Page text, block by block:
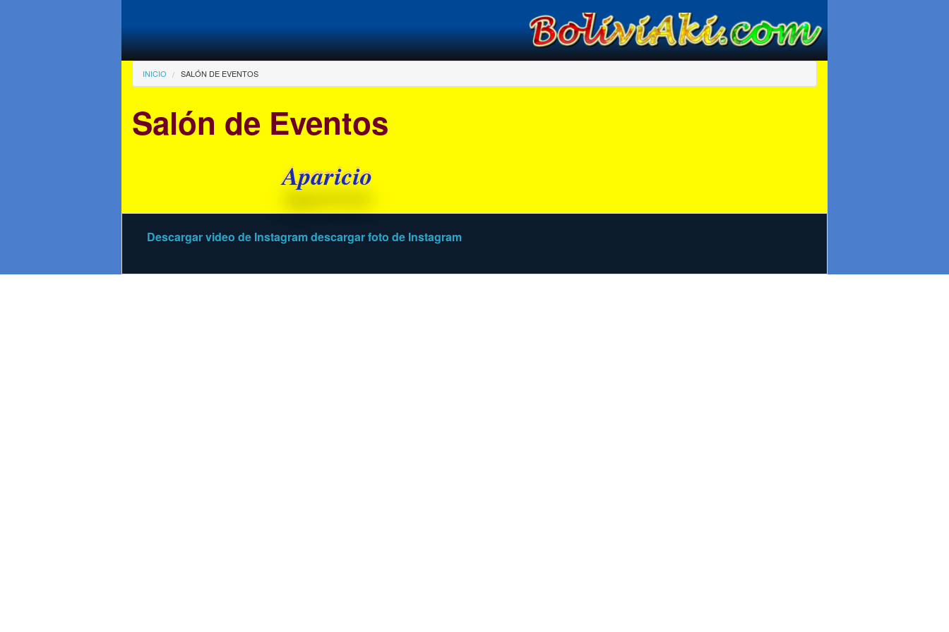
Usted está aquí
INICIO SALÓN DE EVENTOS
Salón de Eventos
Aparicio
Descargar video de Instagramdescargar foto de Instagram